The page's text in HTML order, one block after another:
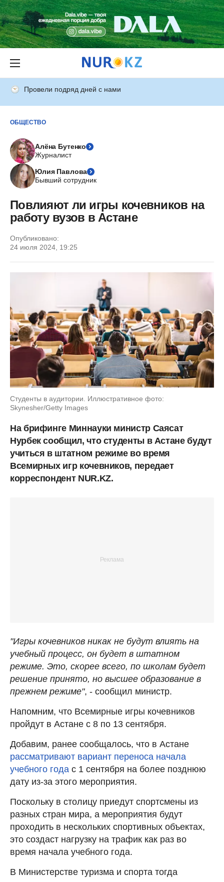
Провели подряд дней с нами
ОБЩЕСТВО
Алёна Бутенко
Журналист
Юлия Павлова
Бывший сотрудник
Повлияют ли игры кочевников на
работу вузов в Астане
Опубликовано:
24 июля 2024, 19:25
Студенты в аудитории. Иллюстративное фото:
Skynesher/Getty Images
На брифинге Миннауки министр Саясат
Нурбек сообщил, что студенты в Астане будут
учиться в штатном режиме во время
Всемирных игр кочевников, передает
корреспондент NUR.KZ.
"Игры кочевников никак не будут влиять на
учебный процесс, он будет в штатном
режиме. Это, скорее всего, по школам будет
решение принято, но высшее образование в
прежнем режиме", - сообщил министр.
Напомним, что Всемирные игры кочевников
пройдут в Астане с 8 по 13 сентября.
Добавим, ранее сообщалось, что в Астане
рассматривают вариант переноса начала
учебного года с 1 сентября на более позднюю
дату из-за этого мероприятия.
Поскольку в столицу приедут спортсмены из
разных стран мира, а мероприятия будут
проходить в нескольких спортивных объектах,
это создаст нагрузку на трафик как раз во
время начала учебного года.
В Министерстве туризма и спорта тогда